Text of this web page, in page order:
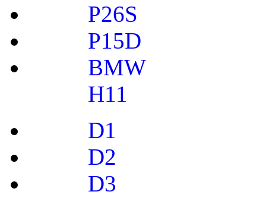
P26S
P15D
BMW
H11
D1
D2
D3